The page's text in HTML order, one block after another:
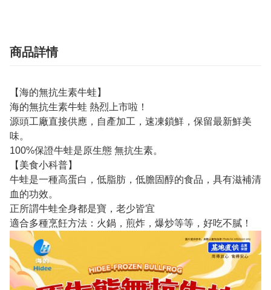
商品詳情
【海的無抗生素牛蛙】
海的無抗生素牛蛙 熱烈上市啦！
源頭工廠直接供應，自產加工，速凍鎖鮮，保留最新鮮美
味。
100%保證牛蛙是原生態 無抗生素。
【美食小科普】
牛蛙是一種高蛋白，低脂肪，低膽固醇的食品，具有滋補清
血的功效。
正所謂牛蛙全身都是寶，老少皆宜
適合多種烹飪方法：火鍋，煎炸，爆炒等等，好吃不膩！